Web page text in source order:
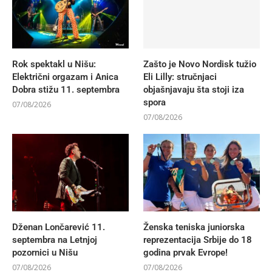
Rok spektakl u Nišu:
Električni orgazam i Anica
Dobra stižu 11. septembra
07/08/2026
Zašto je Novo Nordisk tužio
Eli Lilly: stručnjaci
objašnjavaju šta stoji iza
spora
07/08/2026
Dženan Lončarević 11.
septembra na Letnjoj
pozornici u Nišu
07/08/2026
Ženska teniska juniorska
reprezentacija Srbije do 18
godina prvak Evrope!
07/08/2026